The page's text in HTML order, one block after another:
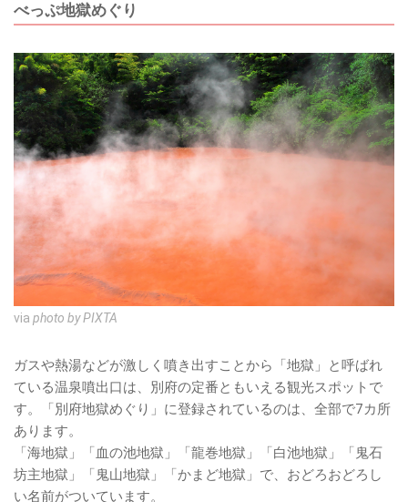
べっぷ地獄めぐり
via photo by PIXTA
ガスや熱湯などが激しく噴き出すことから「地獄」と呼ばれ
ている温泉噴出口は、別府の定番ともいえる観光スポットで
す。「別府地獄めぐり」に登録されているのは、全部で7カ所
あります。
「海地獄」「血の池地獄」「龍巻地獄」「白池地獄」「鬼石
坊主地獄」「鬼山地獄」「かまど地獄」で、おどろおどろし
い名前がついています。